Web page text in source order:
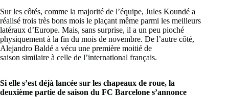
Sur les côtés, comme la majorité de l’équipe, Jules Koundé a
réalisé trois très bons mois le plaçant même parmi les meilleurs
latéraux d’Europe. Mais, sans surprise, il a un peu pioché
physiquement à la fin du mois de novembre. De l’autre côté,
Alejandro Baldé a vécu une première moitié de
saison similaire à celle de l’international français.
Si elle s’est déjà lancée sur les chapeaux de roue, la
deuxième partie de saison du FC Barcelone s’annonce